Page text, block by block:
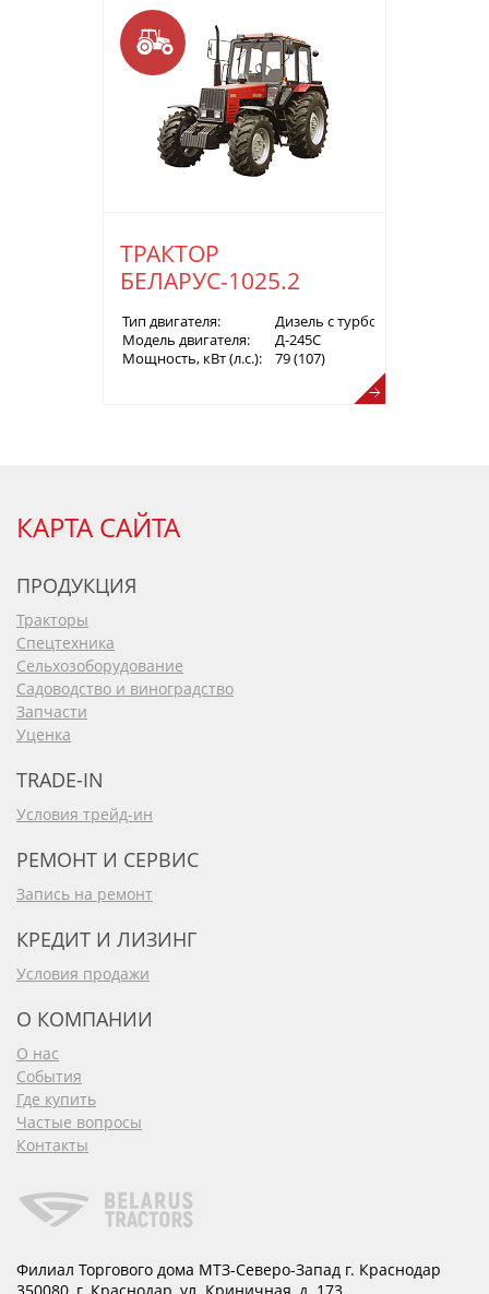
ТРАКТОР
БЕЛАРУС-1025.2
Тип двигателя:
Дизель с турбонаддувом
Модель двигателя:
Д-245С
Мощность, кВт (л.с.):
79 (107)
КАРТА САЙТА
ПРОДУКЦИЯ
Тракторы
Спецтехника
Сельхозоборудование
Садоводство и виноградство
Запчасти
Уценка
TRADE-IN
Условия трейд-ин
РЕМОНТ И СЕРВИС
Запись на ремонт
КРЕДИТ И ЛИЗИНГ
Условия продажи
О КОМПАНИИ
О нас
События
Где купить
Частые вопросы
Контакты
Филиал Торгового дома МТЗ-Северо-Запад г. Краснодар